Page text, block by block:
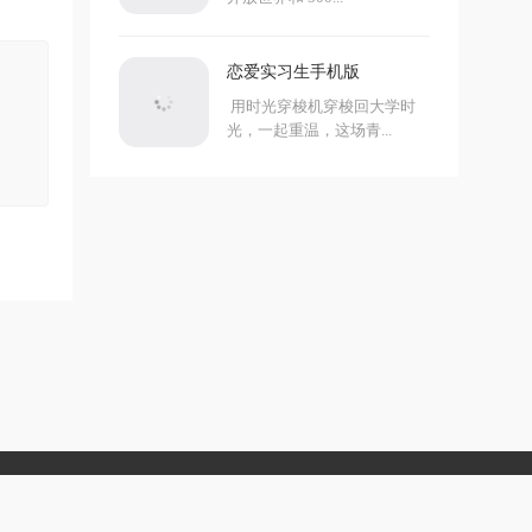
恋爱实习生手机版
用时光穿梭机穿梭回大学时
光，一起重温，这场青...